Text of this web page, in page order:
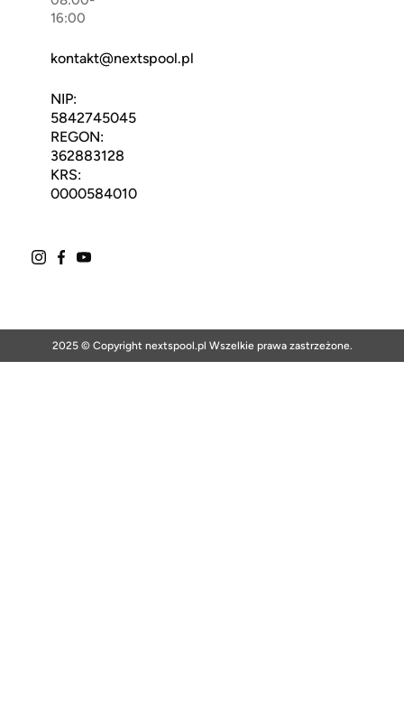
16:00
kontakt@nextspool.pl
NIP:
5842745045
REGON:
362883128
KRS:
0000584010